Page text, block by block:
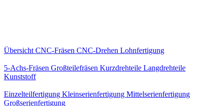
Übersicht CNC-Fräsen CNC-Drehen Lohnfertigung
5-Achs-Fräsen Großteilefräsen Kurzdrehteile Langdrehteile
Kunststoff
Einzelteilfertigung Kleinserienfertigung Mittelserienfertigung
Großserienfertigung